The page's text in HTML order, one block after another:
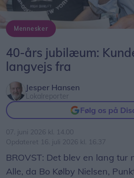
Mennesker
40-års jubilæum:
langvejs fra
Jesper Hansen
Lokalreporter
Følg os på
07. juni 2026 kl. 14.00
Opdateret 16. juli 2026 kl. 16.37
BROVST: Det blev en lang tur
Alle, da Bo Kølby Nielsen,